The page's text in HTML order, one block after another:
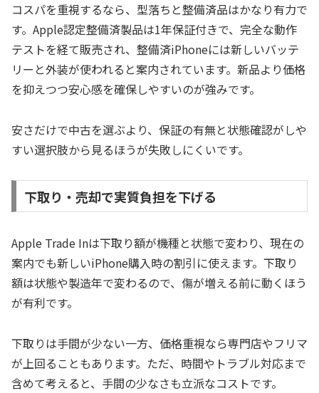
コスパを重視するなら、型落ちと整備済品はかなり有力で
す。Apple認定整備済製品は1年保証付きで、完全な動作
テストを経て販売され、整備済iPhoneには新しいバッテ
リーと外装が使われると案内されています。新品より価格
を抑えつつ安心感を確保しやすいのが強みです。
安さだけで中古を選ぶより、保証の有無と状態確認がしや
すい選択肢から見るほうが失敗しにくいです。
下取り・売却で実質負担を下げる
Apple Trade Inは下取り額が機種と状態で変わり、現在の
案内でも新しいiPhone購入時の割引に使えます。下取り
額は状態や製造年で変わるので、傷が増える前に動くほう
が有利です。
下取りは手間が少ない一方、価格重視なら専門店やフリマ
が上回ることもあります。ただ、時間やトラブル対応まで
含めて考えると、手間の少なさも立派なコストです。